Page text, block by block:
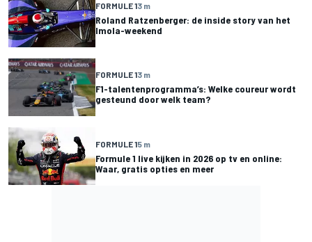
FORMULE 13 m
Roland Ratzenberger: de inside story van het
Imola-weekend
FORMULE 13 m
F1-talentenprogramma’s: Welke coureur wordt
gesteund door welk team?
FORMULE 15 m
Formule 1 live kijken in 2026 op tv en online:
Waar, gratis opties en meer